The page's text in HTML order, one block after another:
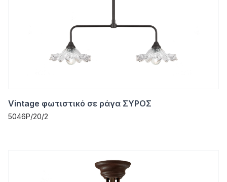
Vintage φωτιστικό σε ράγα ΣΥΡΟΣ
5046P/20/2